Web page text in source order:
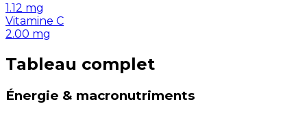
1.12 mg
Vitamine C
2.00 mg
Tableau complet
Énergie & macronutriments